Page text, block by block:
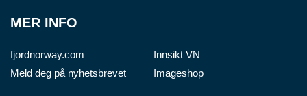
MER INFO
fjordnorway.com
Meld deg på nyhetsbrevet
Innsikt VN
Imageshop